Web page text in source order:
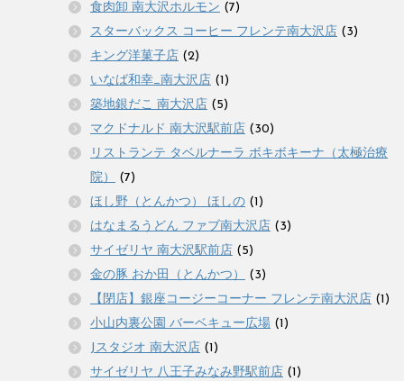
食肉卸 南大沢ホルモン (7)
スターバックス コーヒー フレンテ南大沢店 (3)
キング洋菓子店 (2)
いなば和幸_南大沢店 (1)
築地銀だこ 南大沢店 (5)
マクドナルド 南大沢駅前店 (30)
リストランテ タベルナーラ ボキボキーナ（太極治療
院）
(7)
ほし野（とんかつ） ほしの (1)
はなまるうどん ファブ南大沢店 (3)
サイゼリヤ 南大沢駅前店 (5)
金の豚 おか田（とんかつ）
(3)
【閉店】銀座コージーコーナー フレンテ南大沢店 (1)
小山内裏公園 バーベキュー広場 (1)
Jスタジオ 南大沢店 (1)
サイゼリヤ 八王子みなみ野駅前店 (1)